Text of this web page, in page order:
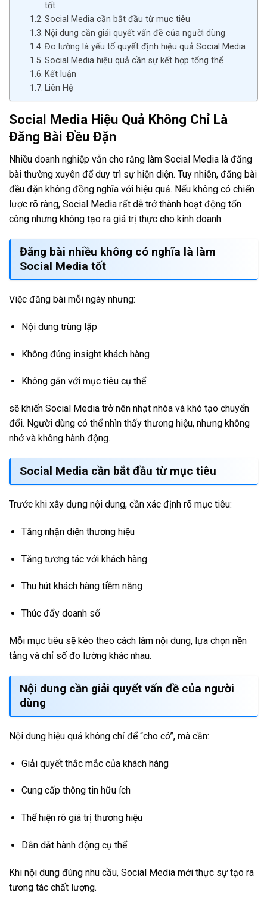
tốt
Social Media cần bắt đầu từ mục tiêu
Nội dung cần giải quyết vấn đề của người dùng
Đo lường là yếu tố quyết định hiệu quả Social Media
Social Media hiệu quả cần sự kết hợp tổng thể
Kết luận
Liên Hệ
Social Media Hiệu Quả Không Chỉ Là
Đăng Bài Đều Đặn
Nhiều doanh nghiệp vẫn cho rằng làm Social Media là đăng
bài thường xuyên để duy trì sự hiện diện. Tuy nhiên, đăng bài
đều đặn không đồng nghĩa với hiệu quả. Nếu không có chiến
lược rõ ràng, Social Media rất dễ trở thành hoạt động tốn
công nhưng không tạo ra giá trị thực cho kinh doanh.
Đăng bài nhiều không có nghĩa là làm
Social Media tốt
Việc đăng bài mỗi ngày nhưng:
Nội dung trùng lặp
Không đúng insight khách hàng
Không gắn với mục tiêu cụ thể
sẽ khiến Social Media trở nên nhạt nhòa và khó tạo chuyển
đổi. Người dùng có thể nhìn thấy thương hiệu, nhưng không
nhớ và không hành động.
Social Media cần bắt đầu từ mục tiêu
Trước khi xây dựng nội dung, cần xác định rõ mục tiêu:
Tăng nhận diện thương hiệu
Tăng tương tác với khách hàng
Thu hút khách hàng tiềm năng
Thúc đẩy doanh số
Mỗi mục tiêu sẽ kéo theo cách làm nội dung, lựa chọn nền
tảng và chỉ số đo lường khác nhau.
Nội dung cần giải quyết vấn đề của người
dùng
Nội dung hiệu quả không chỉ để “cho có”, mà cần:
Giải quyết thắc mắc của khách hàng
Cung cấp thông tin hữu ích
Thể hiện rõ giá trị thương hiệu
Dẫn dắt hành động cụ thể
Khi nội dung đúng nhu cầu, Social Media mới thực sự tạo ra
tương tác chất lượng.